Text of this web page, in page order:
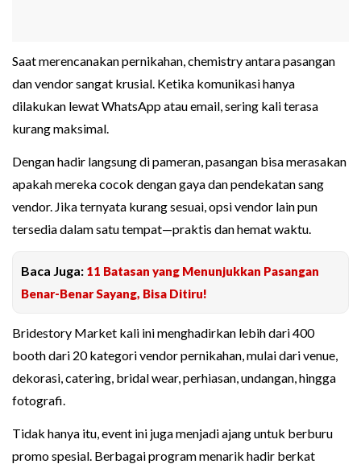
Saat merencanakan pernikahan, chemistry antara pasangan
dan vendor sangat krusial. Ketika komunikasi hanya
dilakukan lewat WhatsApp atau email, sering kali terasa
kurang maksimal.
Dengan hadir langsung di pameran, pasangan bisa merasakan
apakah mereka cocok dengan gaya dan pendekatan sang
vendor. Jika ternyata kurang sesuai, opsi vendor lain pun
tersedia dalam satu tempat—praktis dan hemat waktu.
Baca Juga: 11 Batasan yang Menunjukkan Pasangan
Benar-Benar Sayang, Bisa Ditiru!
Bridestory Market kali ini menghadirkan lebih dari 400
booth dari 20 kategori vendor pernikahan, mulai dari venue,
dekorasi, catering, bridal wear, perhiasan, undangan, hingga
fotografi.
Tidak hanya itu, event ini juga menjadi ajang untuk berburu
promo spesial. Berbagai program menarik hadir berkat